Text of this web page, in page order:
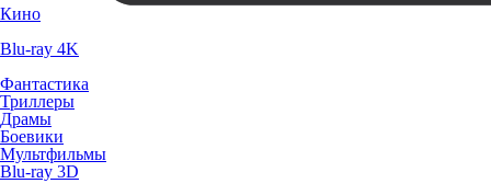
Кино
Blu-ray 4K
Фантастика
Триллеры
Драмы
Боевики
Мультфильмы
Blu-ray 3D